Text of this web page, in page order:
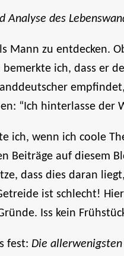
Analyse des
Mann zu entdecken.
ich, dass er
“Ich hinterlasse der
ich, wenn ich coole
Beiträge auf diesem
dass dies daran
ist schlecht!
Iss kein
fest: Die